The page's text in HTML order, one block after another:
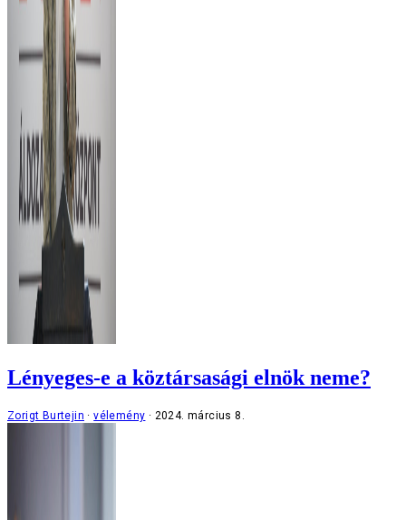
Lényeges-e a köztársasági elnök neme?
Zorigt Burtejin vélemény 2024. március 8.